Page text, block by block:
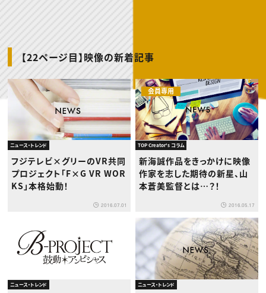
動画配信・映像制作
編集・ライティング
マーケティング
ディレクション
業界解説・キャリア事情
お役立ち基礎知識
TOP Creator’s コラム トップ
Webクリエイター
アプリクリエイター
ゲームクリエイター
映像クリエイター
マーケッター
クリエイターインタビュー
C＆R Magazine
セミナー
ニュース・トレンド
ニュース・トレンド トップ
Web
映像
ゲーム・エンタメ
広告
出版
CREATIVE VILLAGEからのお知らせ
プロフェッショナル×つながる×メディア
【22ページ目】映像の新着記事
ニュース・トレンド
フジテレビ×グリーのVR共同
プロジェクト「F×G VR WOR
KS」本格始動！
2016.07.01
会員専用
TOP Creator's コラム
新海誠作品をきっかけに映像
作家を志した期待の新星、山
本蒼美監督とは…？！
2016.05.17
ニュース・トレンド ニュース・トレンド